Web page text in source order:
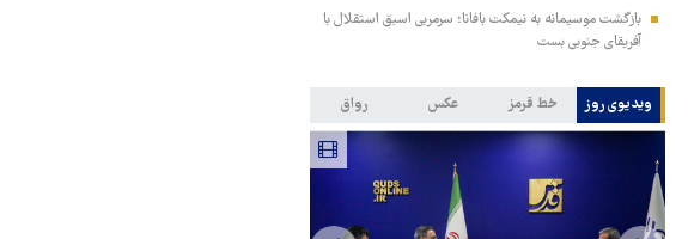
بازگشت موسیمانه به نیمکت بافانا؛ سرمربی اسبق استقلال با
آفریقای جنوبی بست
ویدیوی روز خط قرمز عکس رواق